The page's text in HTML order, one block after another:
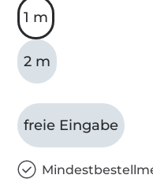
1 m
2 m
freie Eingabe